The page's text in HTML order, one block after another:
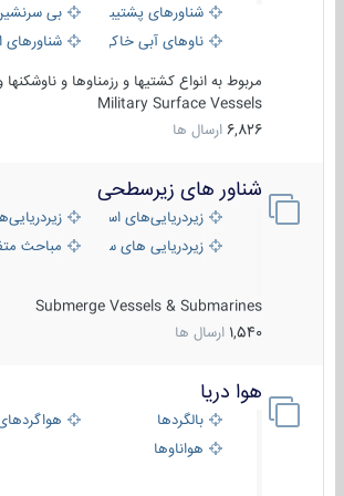
شناورهای پشتیبانی
بی سرنشین
ناوهای آبی خاکی و نیروبرشناورهای
مربوط به انواع کشتیها و رزمناوها و ناوشکنها و
Military Surface Vessels
6,826 ارسال ها
شناور های زیرسطحی
زیردریایی‌های استراتژیک
زیردریایی های سبک
مباحث
Submerge Vessels & Submarines
1,540 ارسال ها
هوا دریا
بالگردها
هواگردهای
هواناوها